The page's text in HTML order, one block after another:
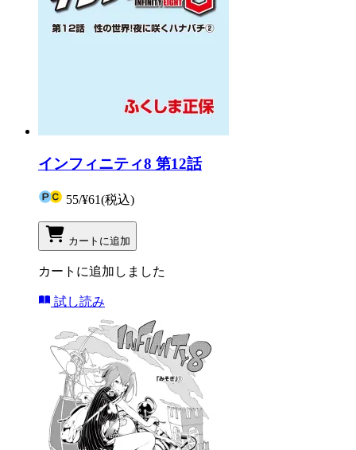
インフィニティ8 第12話
55/¥61(税込)
カートに追加
カートに追加しました
試し読み